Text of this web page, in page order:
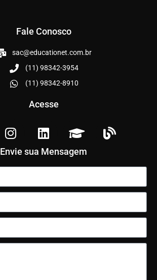
Fale Conosco
sac@educationet.com.br
(11) 98342-3954
(11) 98342-8910
Acesse
Envie sua Mensagem